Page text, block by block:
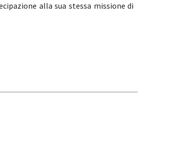
alla sua stessa missione di